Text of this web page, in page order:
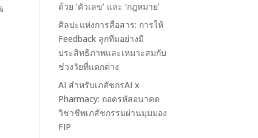
ด้วย ‘ตัวเลข’ และ ‘กฎหมาย’
ศิลปะแห่งการสื่อสาร: การให้
Feedback ลูกทีมอย่างมี
ประสิทธิภาพและเหมาะสมกับ
ช่วงวัยที่แตกต่าง
AI สำหรับเภสัชกรAI x
Pharmacy: ถอดรหัสอนาคต
วิชาชีพเภสัชกรรมผ่านมุมมอง
FIP